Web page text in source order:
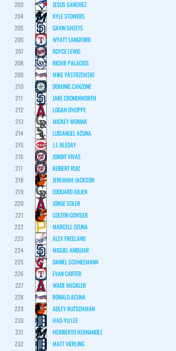
203
JESUS SANCHEZ
204
KYLE STOWERS
205
GAVIN SHEETS
206
WYATT LANGFORD
207
ROYCE LEWIS
208
RICHIE PALACIOS
209
MIKE YASTRZEMSKI
210
DOMINIC CANZONE
211
JAKE CRONENWORTH
212
LOGAN O'HOPPE
213
MICKEY MONIAK
214
LUISANGEL ACUNA
215
J.J. BLEDAY
216
JORBIT VIVAS
217
KEIBERT RUIZ
218
JEREMIAH JACKSON
219
EDOUARD JULIEN
220
JORGE SOLER
221
COLTON COWSER
222
MARCELL OZUNA
223
ALEX FREELAND
224
MIGUEL ANDUJAR
225
DANIEL SCHNEEMANN
226
EVAN CARTER
227
WADE MECKLER
228
RONALD ACUNA
229
ADLEY RUTSCHMAN
230
HAO-YU LEE
231
HERIBERTO HERNANDEZ
232
MATT VIERLING